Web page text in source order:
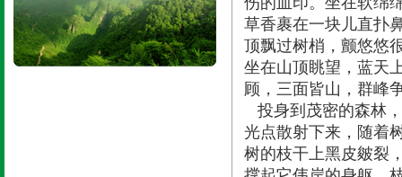
草香裹在一块儿直扑
顶飘过树梢，颤悠悠
坐在山顶眺望，蓝天
顾，三面皆山，群峰
投身到茂密的森林
光点散射下来，随着
树的枝干上黑皮皴裂